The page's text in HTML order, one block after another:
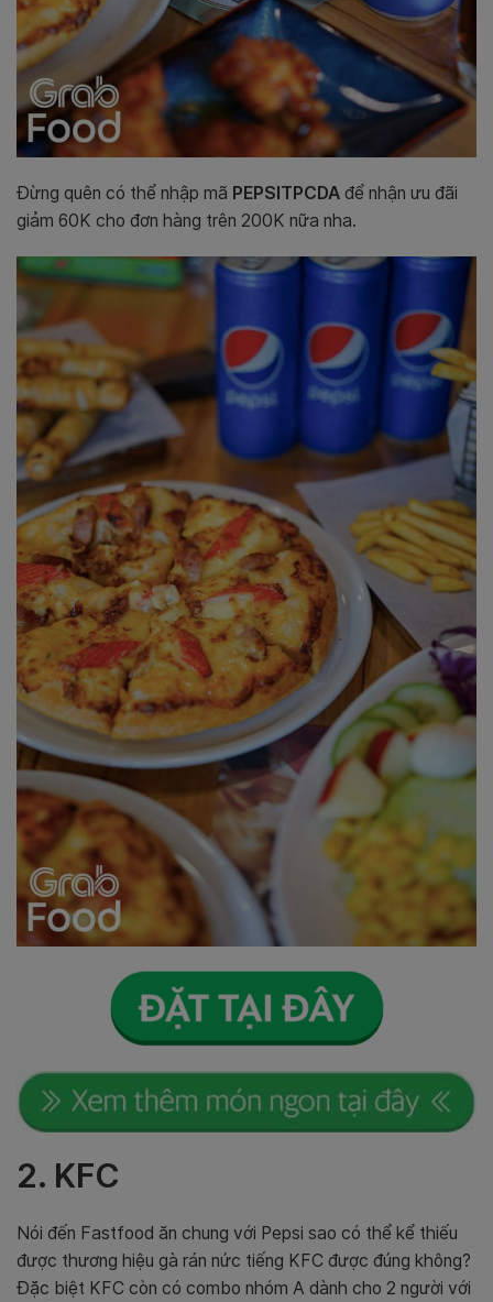
Đừng quên có thể nhập mã PEPSITPCDA để nhận ưu đãi
giảm 60K cho đơn hàng trên 200K nữa nha.
2. KFC
Nói đến Fastfood ăn chung với Pepsi sao có thể kể thiếu
được thương hiệu gà rán nức tiếng KFC được đúng không?
Đặc biệt KFC còn có combo nhóm A dành cho 2 người với